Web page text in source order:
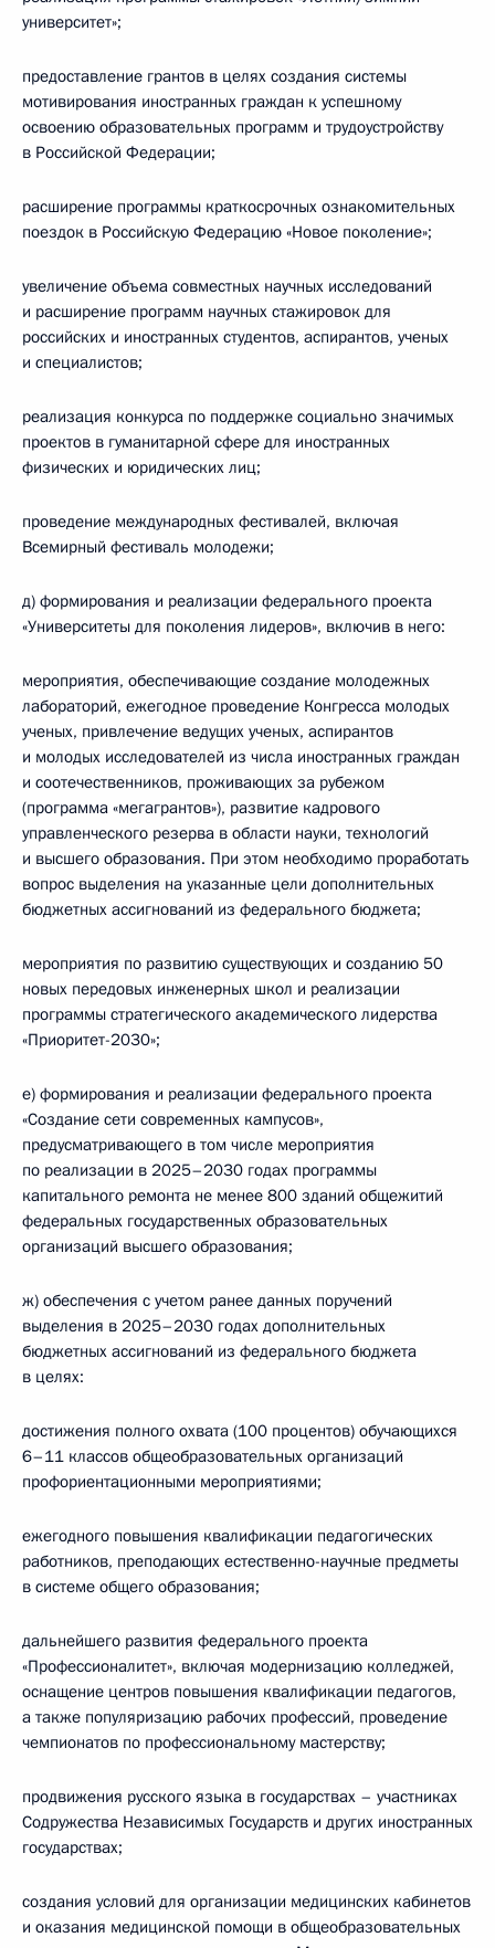
университет»;
предоставление грантов в целях создания системы
мотивирования иностранных граждан к успешному
освоению образовательных программ и трудоустройству
в Российской Федерации;
расширение программы краткосрочных ознакомительных
поездок в Российскую Федерацию «Новое поколение»;
увеличение объема совместных научных исследований
и расширение программ научных стажировок для
российских и иностранных студентов, аспирантов, ученых
и специалистов;
реализация конкурса по поддержке социально значимых
проектов в гуманитарной сфере для иностранных
физических и юридических лиц;
проведение международных фестивалей, включая
Всемирный фестиваль молодежи;
д) формирования и реализации федерального проекта
«Университеты для поколения лидеров», включив в него:
мероприятия, обеспечивающие создание молодежных
лабораторий, ежегодное проведение Конгресса молодых
ученых, привлечение ведущих ученых, аспирантов
и молодых исследователей из числа иностранных граждан
и соотечественников, проживающих за рубежом
(программа «мегагрантов»), развитие кадрового
управленческого резерва в области науки, технологий
и высшего образования. При этом необходимо проработать
вопрос выделения на указанные цели дополнительных
бюджетных ассигнований из федерального бюджета;
мероприятия по развитию существующих и созданию 50
новых передовых инженерных школ и реализации
программы стратегического академического лидерства
«Приоритет-2030»;
е) формирования и реализации федерального проекта
«Создание сети современных кампусов»,
предусматривающего в том числе мероприятия
по реализации в 2025–2030 годах программы
капитального ремонта не менее 800 зданий общежитий
федеральных государственных образовательных
организаций высшего образования;
ж) обеспечения с учетом ранее данных поручений
выделения в 2025–2030 годах дополнительных
бюджетных ассигнований из федерального бюджета
в целях:
достижения полного охвата (100 процентов) обучающихся
6–11 классов общеобразовательных организаций
профориентационными мероприятиями;
ежегодного повышения квалификации педагогических
работников, преподающих естественно-научные предметы
в системе общего образования;
дальнейшего развития федерального проекта
«Профессионалитет», включая модернизацию колледжей,
оснащение центров повышения квалификации педагогов,
а также популяризацию рабочих профессий, проведение
чемпионатов по профессиональному мастерству;
продвижения русского языка в государствах – участниках
Содружества Независимых Государств и других иностранных
государствах;
создания условий для организации медицинских кабинетов
и оказания медицинской помощи в общеобразовательных